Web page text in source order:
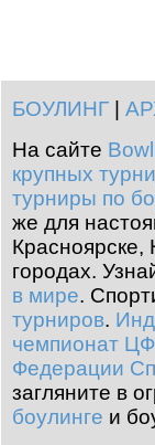
БОУЛИНГ
На сайте
крупных
турниры по
же для
городах.
в мире.
турниров.
чемпионат
Федерации
загляните в
боулинге и